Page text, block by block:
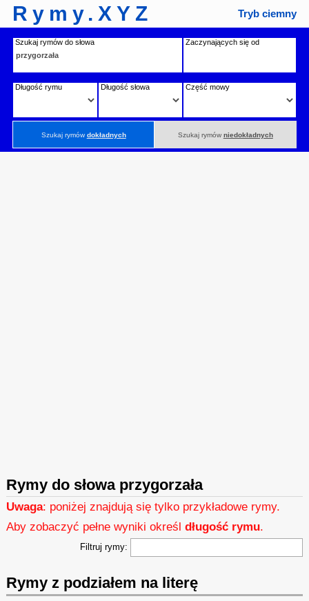
Rymy.XYZ Tryb ciemny
Szukaj rymów do słowa Zaczynających się od
Długość rymu Długość słowa Część mowy
Szukaj rymówdokładnych Szukaj rymów niedokładnych
Rymy do słowa przygorzała
Uwaga: poniżej znajdują się tylko przykładowe rymy.
Aby zobaczyć pełne wyniki określdługość rymu.
Filtruj rymy:
Rymy z podziałem na literę